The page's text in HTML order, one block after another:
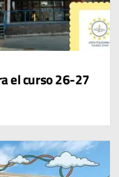
el curso 26-27